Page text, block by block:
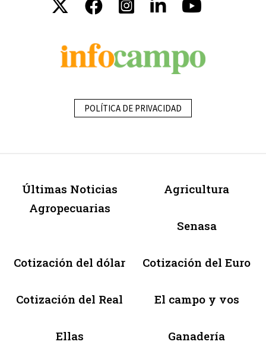
POLÍTICA DE PRIVACIDAD
Últimas Noticias
Agropecuarias
Agricultura
Senasa
Cotización del dólar Cotización del Euro
Cotización del Real El campo y vos
Ellas Ganadería